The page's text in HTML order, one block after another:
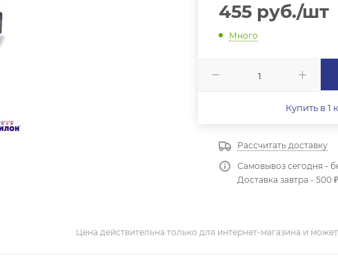
455 руб./шт
Много
Купить в 1
Рассчитать доставку
Самовывоз сегодня -
Доставка завтра - 500 ₽
Цена действительна только для интернет-магазина и